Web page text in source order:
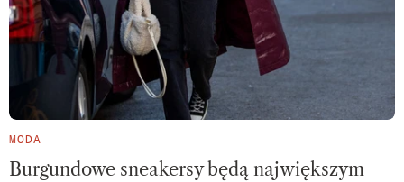
MODA
Burgundowe sneakersy będą największym